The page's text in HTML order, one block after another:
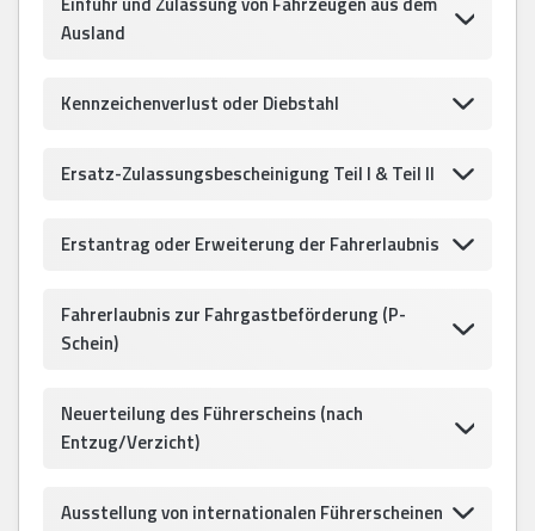
Ausland
Kennzeichenverlust oder Diebstahl
Ersatz-Zulassungsbescheinigung Teil I & Teil II
Erstantrag oder Erweiterung der Fahrerlaubnis
Fahrerlaubnis zur Fahrgastbeförderung (P-
Schein)
Neuerteilung des Führerscheins (nach
Entzug/Verzicht)
Ausstellung von internationalen Führerscheinen